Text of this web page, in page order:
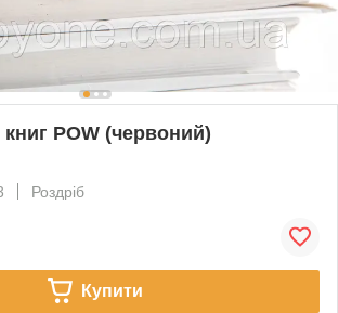
POW (червоний)
Роздріб
Купити